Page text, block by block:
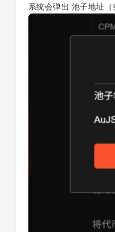
系统会弹出 池子地址